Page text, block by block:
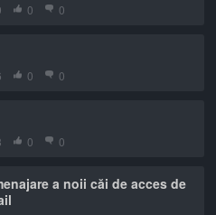
0 0
0 0
0 0
a noii căi de acces de